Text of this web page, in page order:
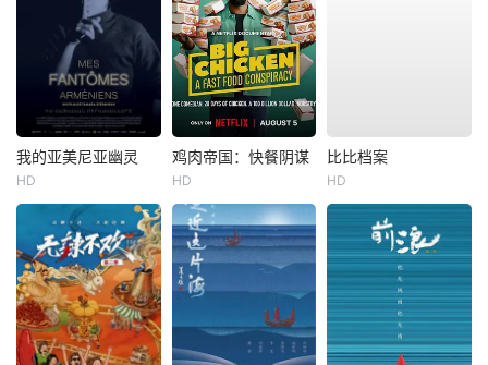
我的亚美尼亚幽灵
HD
鸡肉帝国：快餐阴谋
HD
比比档案
HD